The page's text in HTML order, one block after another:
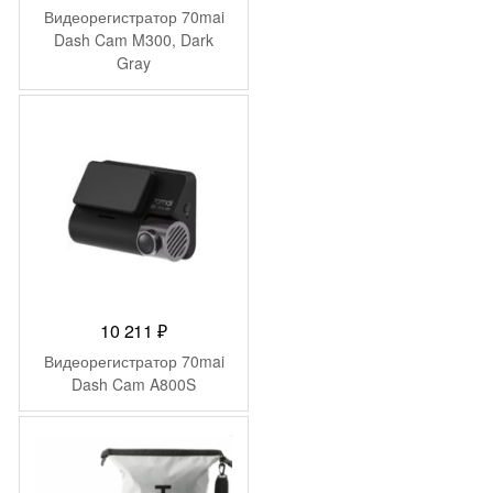
Видеорегистратор 70mai
Dash Cam M300, Dark
Gray
10 211₽
Видеорегистратор 70mai
Dash Cam A800S
-1 976₽